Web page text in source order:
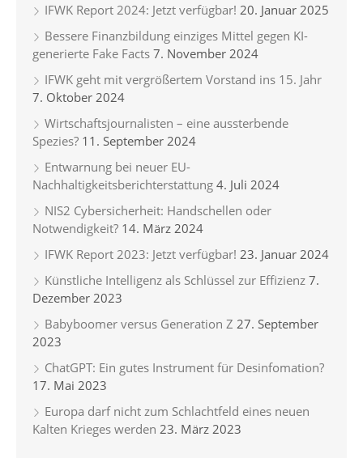
IFWK Report 2024: Jetzt verfügbar! 20. Januar 2025
Bessere Finanzbildung einziges Mittel gegen KI-
generierte Fake Facts 7. November 2024
IFWK geht mit vergrößertem Vorstand ins 15. Jahr
7. Oktober 2024
Wirtschaftsjournalisten – eine aussterbende
Spezies? 11. September 2024
Entwarnung bei neuer EU-
Nachhaltigkeitsberichterstattung 4. Juli 2024
NIS2 Cybersicherheit: Handschellen oder
Notwendigkeit? 14. März 2024
IFWK Report 2023: Jetzt verfügbar! 23. Januar 2024
Künstliche Intelligenz als Schlüssel zur Effizienz 7.
Dezember 2023
Babyboomer versus Generation Z 27. September
2023
ChatGPT: Ein gutes Instrument für Desinfomation?
17. Mai 2023
Europa darf nicht zum Schlachtfeld eines neuen
Kalten Krieges werden 23. März 2023